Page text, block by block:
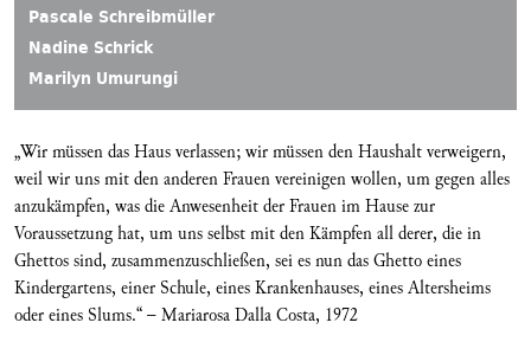
Pascale Schreibmüller
Nadine Schrick
Marilyn Umurungi
„Wir müssen das Haus verlassen; wir müssen den Haushalt verweigern,
weil wir uns mit den anderen Frauen vereinigen wollen, um gegen alles
anzukämpfen, was die Anwesenheit der Frauen im Hause zur
Voraussetzung hat, um uns selbst mit den Kämpfen all derer, die in
Ghettos sind, zusammenzuschließen, sei es nun das Ghetto eines
Kindergartens, einer­ Schule, eines Krankenhauses, eines Altersheims
oder eines Slums.“ – Mariarosa Dalla Costa, 1972